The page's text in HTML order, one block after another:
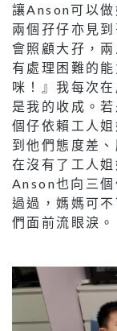
讓Anson可以做
兩個孖仔亦見
會照顧大孖，
有處理困難的
咪！』我每次
是我的收成。
個仔依賴工人
到他們態度差
在沒有了工人
Anson也向三
過過，媽媽可
們面前流眼淚。